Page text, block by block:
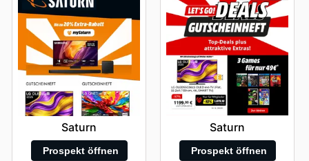
Saturn
Prospekt öffnen
Saturn
Prospekt öffnen